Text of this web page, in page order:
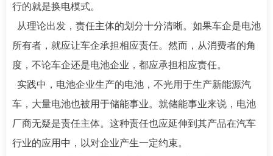
行的就是换电模式。
从理论出发，责任主体的划分十分清晰。如果车企是电池
所有者，就应让车企承担相应责任。然而，从消费者的角
度，不论车企还是电池企业，都应承担相应责任。
实践中，电池企业生产的电池，不光用于生产新能源汽
车，大量电池也被用于储能事业。就储能事业来说，电池
厂商无疑是责任主体。这种责任也应延伸到其产品在汽车
行业的应用中，以对企业产生一定约束。